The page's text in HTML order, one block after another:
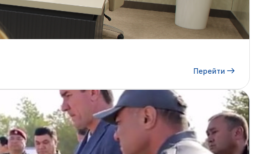
Перейти